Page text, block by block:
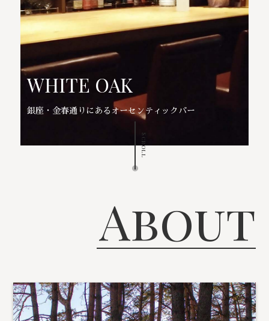
WHITE OAK
銀座・金春通りにあるオーセンティックバー
Scroll
About